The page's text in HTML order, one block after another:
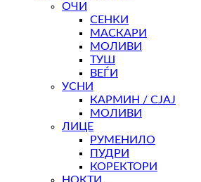
ОЧИ
СЕНКИ
МАСКАРИ
МОЛИВИ
ТУШ
ВЕЃИ
УСНИ
КАРМИН / СЈАЈ
МОЛИВИ
ЛИЦЕ
РУМЕНИЛО
ПУДРИ
КОРЕКТОРИ